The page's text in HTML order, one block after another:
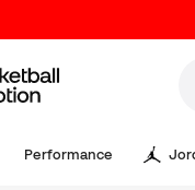
Performance